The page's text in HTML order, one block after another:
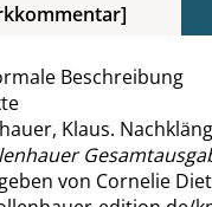
Beschreibung
Klaus.
von Cornelie